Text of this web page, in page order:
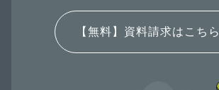
【無料】資料請求はこちら